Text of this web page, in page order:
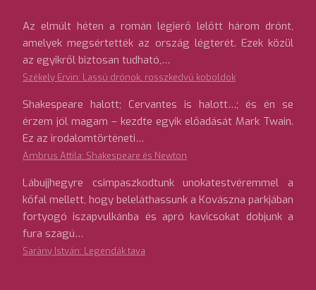
Az elmúlt héten a román légierő lelőtt három drónt,
amelyek megsértették az ország légterét. Ezek közül
az egyikről biztosan tudható,…
Székely Ervin: Lassú drónok, rosszkedvű koboldok
Shakespeare halott; Cervantes is halott…; és én se
érzem jól magam – kezdte egyik előadását Mark Twain.
Ez az irodalomtörténeti…
Ambrus Attila: Shakespeare és Newton
Lábujjhegyre csimpaszkodtunk unokatestvéremmel a
kőfal mellett, hogy beleláthassunk a Kovászna parkjában
fortyogó iszapvulkánba és apró kavicsokat dobjunk a
fura szagú…
Sarány István: Legendák tava